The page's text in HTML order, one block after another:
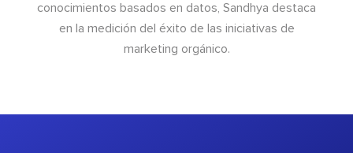
conocimientos basados en datos, Sandhya destaca
en la medición del éxito de las iniciativas de
marketing orgánico.